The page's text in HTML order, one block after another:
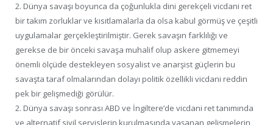
2. Dünya savaşı boyunca da çoğunlukla dini gerekçeli vicdani ret
bir takım zorluklar ve kısıtlamalarla da olsa kabul görmüş ve çeşitli
uygulamalar gerçekleştirilmiştir. Gerek savaşın farklılığı ve
gerekse de bir önceki savaşa muhalif olup askere gitmemeyi
önemli ölçüde destekleyen sosyalist ve anarşist güçlerin bu
savaşta taraf olmalarından dolayı politik özellikli vicdani reddin
pek bir gelişmediği görülür.
2. Dünya savaşı sonrası ABD ve İngiltere’de vicdani ret tanımında
ve alternatif sivil servislerin kurulmasında yaşanan gelişmelerin